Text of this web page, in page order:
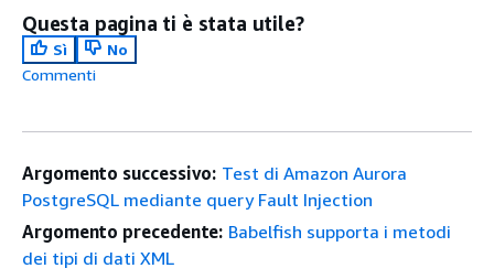
Questa pagina ti è stata utile?
Sì
No
Commenti
Argomento successivo: Test di Amazon Aurora
PostgreSQL mediante query Fault Injection
Argomento precedente: Babelfish supporta i metodi
dei tipi di dati XML